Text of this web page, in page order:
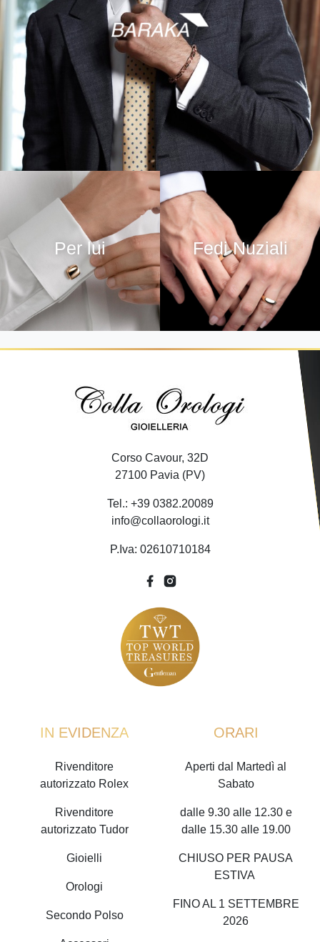
Per lui Fedi Nuziali
Corso Cavour, 32D
27100 Pavia (PV)
Tel.: +39 0382.20089
info@collaorologi.it
P.Iva: 02610710184
IN EVIDENZA
Rivenditore
autorizzato Rolex
Rivenditore
autorizzato Tudor
Gioielli
Orologi
Secondo Polso
ORARI
Aperti dal Martedì al
Sabato
dalle 9.30 alle 12.30 e
dalle 15.30 alle 19.00
CHIUSO PER PAUSA
ESTIVA
FINO AL 1 SETTEMBRE
2026